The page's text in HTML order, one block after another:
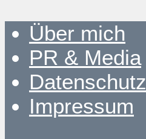
Über mich
PR & Media
Datenschutz
Impressum